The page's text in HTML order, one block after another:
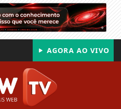
AGORA AO VIVO